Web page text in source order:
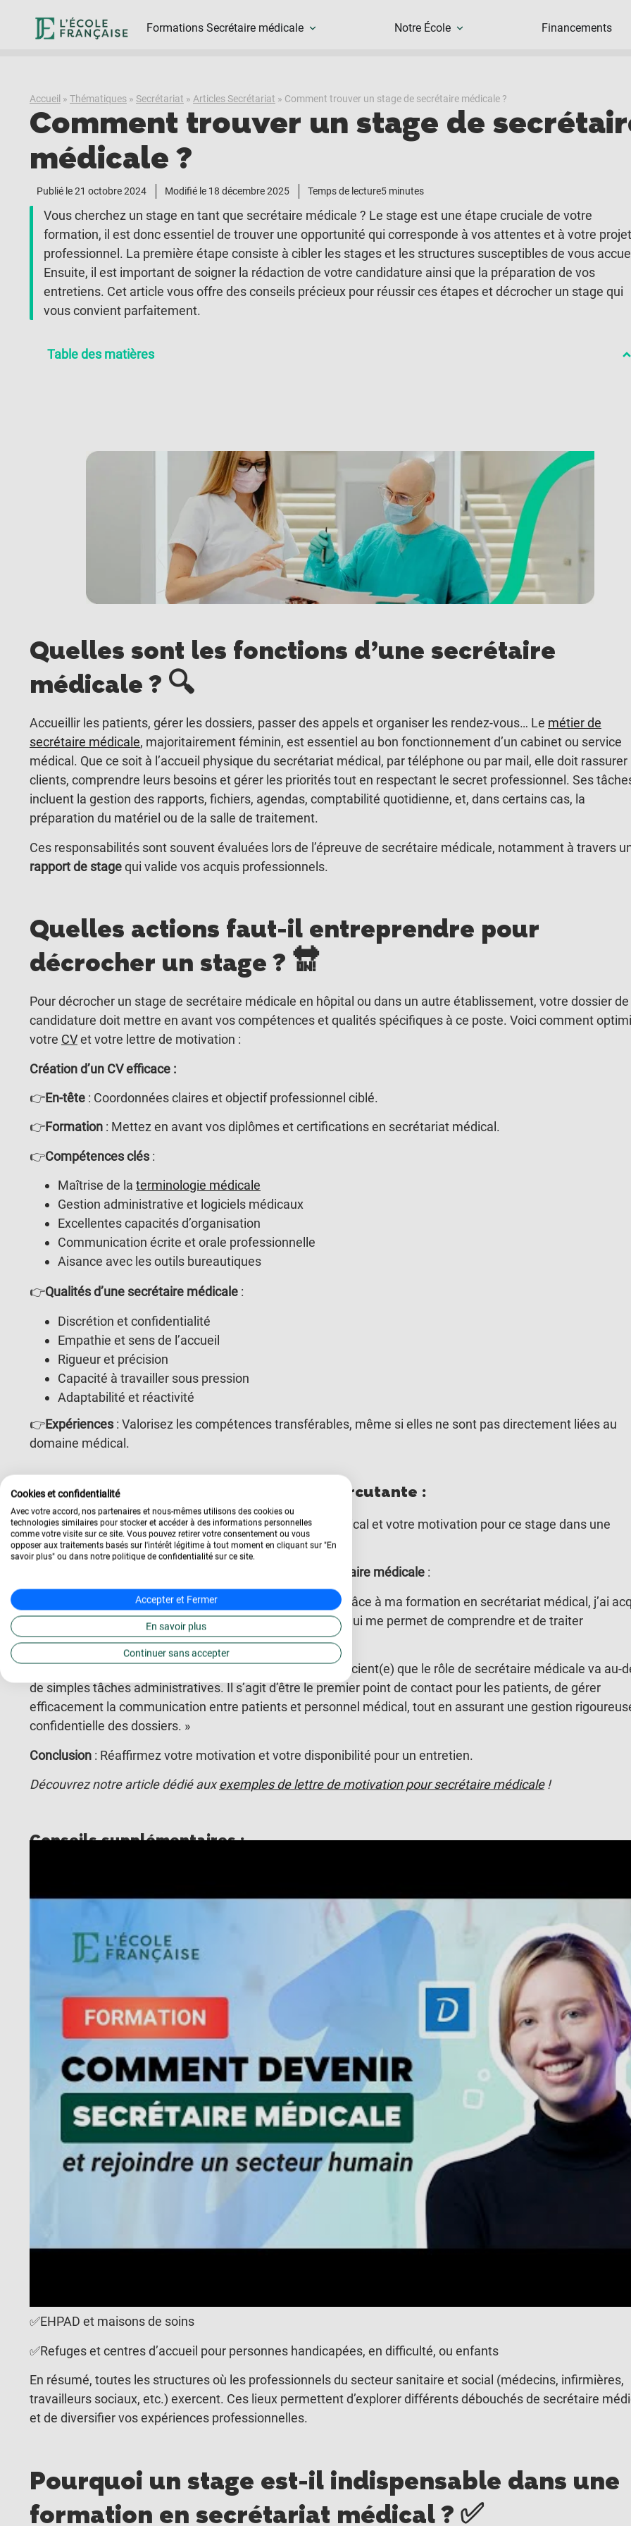
Formations Secrétaire médicale Notre École Financements
Accueil » Thématiques » Secrétariat » Articles Secrétariat » Comment trouver un stage de secrétaire médicale ?
Comment trouver un stage de
médicale ?
Publié le21 octobre 2024 Modifié le 18 décembre 2025 Temps de lecture5 minutes
Vous cherchez un stage en tant que secrétaire médicale ? Le stage est une étape cruciale de votre
formation, il est donc essentiel de trouver une opportunité qui corresponde à vos attentes et à votre projet
professionnel. La première étape consiste à cibler les stages et les structures susceptibles de vous
Ensuite, il est important de soigner la rédaction de votre candidature ainsi que la préparation de vos
entretiens. Cet article vous offre des conseils précieux pour réussir ces étapes et décrocher un stage qui
vous convient parfaitement.
Table des matières
Quelles sont les fonctions d’une secrétaire
médicale ? 🔍
Accueillir les patients, gérer les dossiers, passer des appels et organiser les rendez-vous… Le métier de
secrétaire médicale, majoritairement féminin, est essentiel au bon fonctionnement d’un cabinet ou service
médical. Que ce soit à l’accueil physique du secrétariat médical, par téléphone ou par mail, elle doit rassurer
clients, comprendre leurs besoins et gérer les priorités tout en respectant le secret professionnel. Ses
incluent la gestion des rapports, fichiers, agendas, comptabilité quotidienne, et, dans certains cas, la
préparation du matériel ou de la salle de traitement.
Ces responsabilités sont souvent évaluées lors de l’épreuve de secrétaire médicale, notamment à travers
rapport de stagequi valide vos acquis professionnels.
Quelles actions faut-il entreprendre pour
décrocher un stage ? 🔛
Pour décrocher un stage de secrétaire médicale en hôpital ou dans un autre établissement, votre dossier de
candidature doit mettre en avant vos compétences et qualités spécifiques à ce poste. Voici comment
votre CVet votre lettre de motivation :
Création d’un CV efficace :
👉En-tête : Coordonnées claires et objectif professionnel ciblé.
👉Formation : Mettez en avant vos diplômes et certifications en secrétariat médical.
👉Compétences clés :
Maîtrise de la terminologie médicale
Gestion administrative et logiciels médicaux
Excellentes capacités d’organisation
Communication écrite et orale professionnelle
Aisance avec les outils bureautiques
👉Qualités d’une secrétaire médicale :
Discrétion et confidentialité
Empathie et sens de l’accueil
Rigueur et précision
Capacité à travailler sous pression
Adaptabilité et réactivité
👉Expériences : Valorisez les compétences transférables, même si elles ne sont pas directement liées au
domaine médical.
Rédaction d’une lettre de motivation percutante :
Introduction: Exprimez votre intérêt pour le domaine médical et votre motivation pour ce stage dans une
phrase d’accroche.
qualités de secrétaire médicale :
Soulignez votre maîtrise de la terminologie médicale
: « Grâce à ma formation en secrétariat médical, j’ai
une solide connaissance de la terminologie médicale, ce qui me permet de comprendre et de traiter
efficacement les documents médicaux. »
Démontrez votre compréhension du poste: « Je suis conscient(e) que le rôle de secrétaire médicale va au-
de simples tâches administratives. Il s’agit d’être le premier point de contact pour les patients, de gérer
efficacement la communication entre patients et personnel médical, tout en assurant une gestion
confidentielle des dossiers. »
Conclusion : Réaffirmez votre motivation et votre disponibilité pour un entretien.
Découvrez notre article dédié auxexemples de lettre de motivation pour secrétaire médicale!
Conseils supplémentaires :
Lors de l’entretien, soyez prêt(e) à donner des exemples concrets illustrant vos
médicale
En suivant ces conseils et en mettant l’accent sur votre connaissance de la terminologie médicale et vos
qualités spécifiques au poste de secrétaire médicale, vous augmenterez considérablement vos chances de
décrocher le stage que vous recherchez.
Où faire un stage de secrétaire médicale ?🏥
Vous vous demandez où postuler pour un stage en tant que secrétaire ou assistant médical ? La recherche
stage de secrétaire médicale peut s’orienter vers plusieurs structures :
✅Hôpitaux
✅Cliniques
✅EHPAD et maisons de soins
✅Refuges et centres d’accueil pour personnes handicapées, en difficulté, ou enfants
En résumé, toutes les structures où les professionnels du secteur sanitaire et social (médecins, infirmières,
travailleurs sociaux, etc.) exercent. Ces lieux permettent d’explorer différents débouchés de secrétaire
et de diversifier vos expériences professionnelles.
Pourquoi un stage est-il indispensable dans une
formation en secrétariat médical ? ✅
Cookies et confidentialité
Avec votre accord, nos partenaires et nous-mêmes utilisons des cookies ou
technologies similaires pour stocker et accéder à des informations personnelles
comme votre visite sur ce site. Vous pouvez retirer votre consentement ou vous
opposer aux traitements basés sur l'intérêt légitime à tout moment en cliquant sur "En
savoir plus" ou dans notre politique de confidentialité sur ce site.
Accepter et Fermer
En savoir plus
Continuer sans accepter